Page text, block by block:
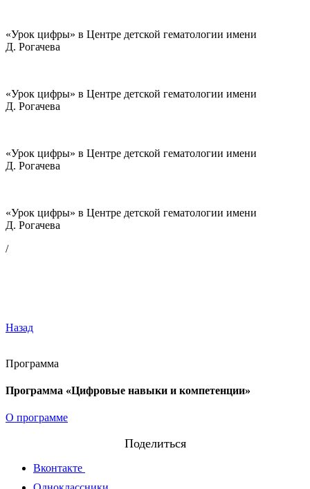
«Урок цифры» в Центре детской гематологии имени
Д. Рогачева
«Урок цифры» в Центре детской гематологии имени
Д. Рогачева
«Урок цифры» в Центре детской гематологии имени
Д. Рогачева
«Урок цифры» в Центре детской гематологии имени
Д. Рогачева
/
Назад
Программа
Программа «Цифровые навыки и компетенции»
О программе
Поделиться
Вконтакте